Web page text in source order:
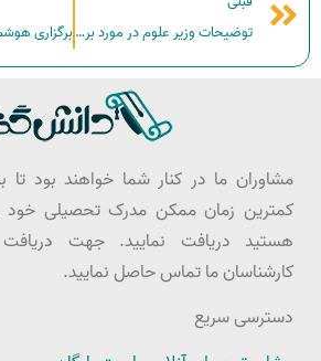
توضیحات وزیر علوم در مورد برگزاری آزمون دکتری
مشاوران ما در کنار شما خواهند بود
کمترین زمان ممکن مدرک تحصیلی خود
هستید دریافت نمایید. جهت دریافت
کارشناسان ما تماس حاصل نمایید.
دسترسی سریع